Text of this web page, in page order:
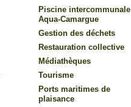
Piscine intercommunale
Aqua-Camargue
Gestion des déchets
Restauration collective
Médiathèques
Tourisme
Ports maritimes de
plaisance